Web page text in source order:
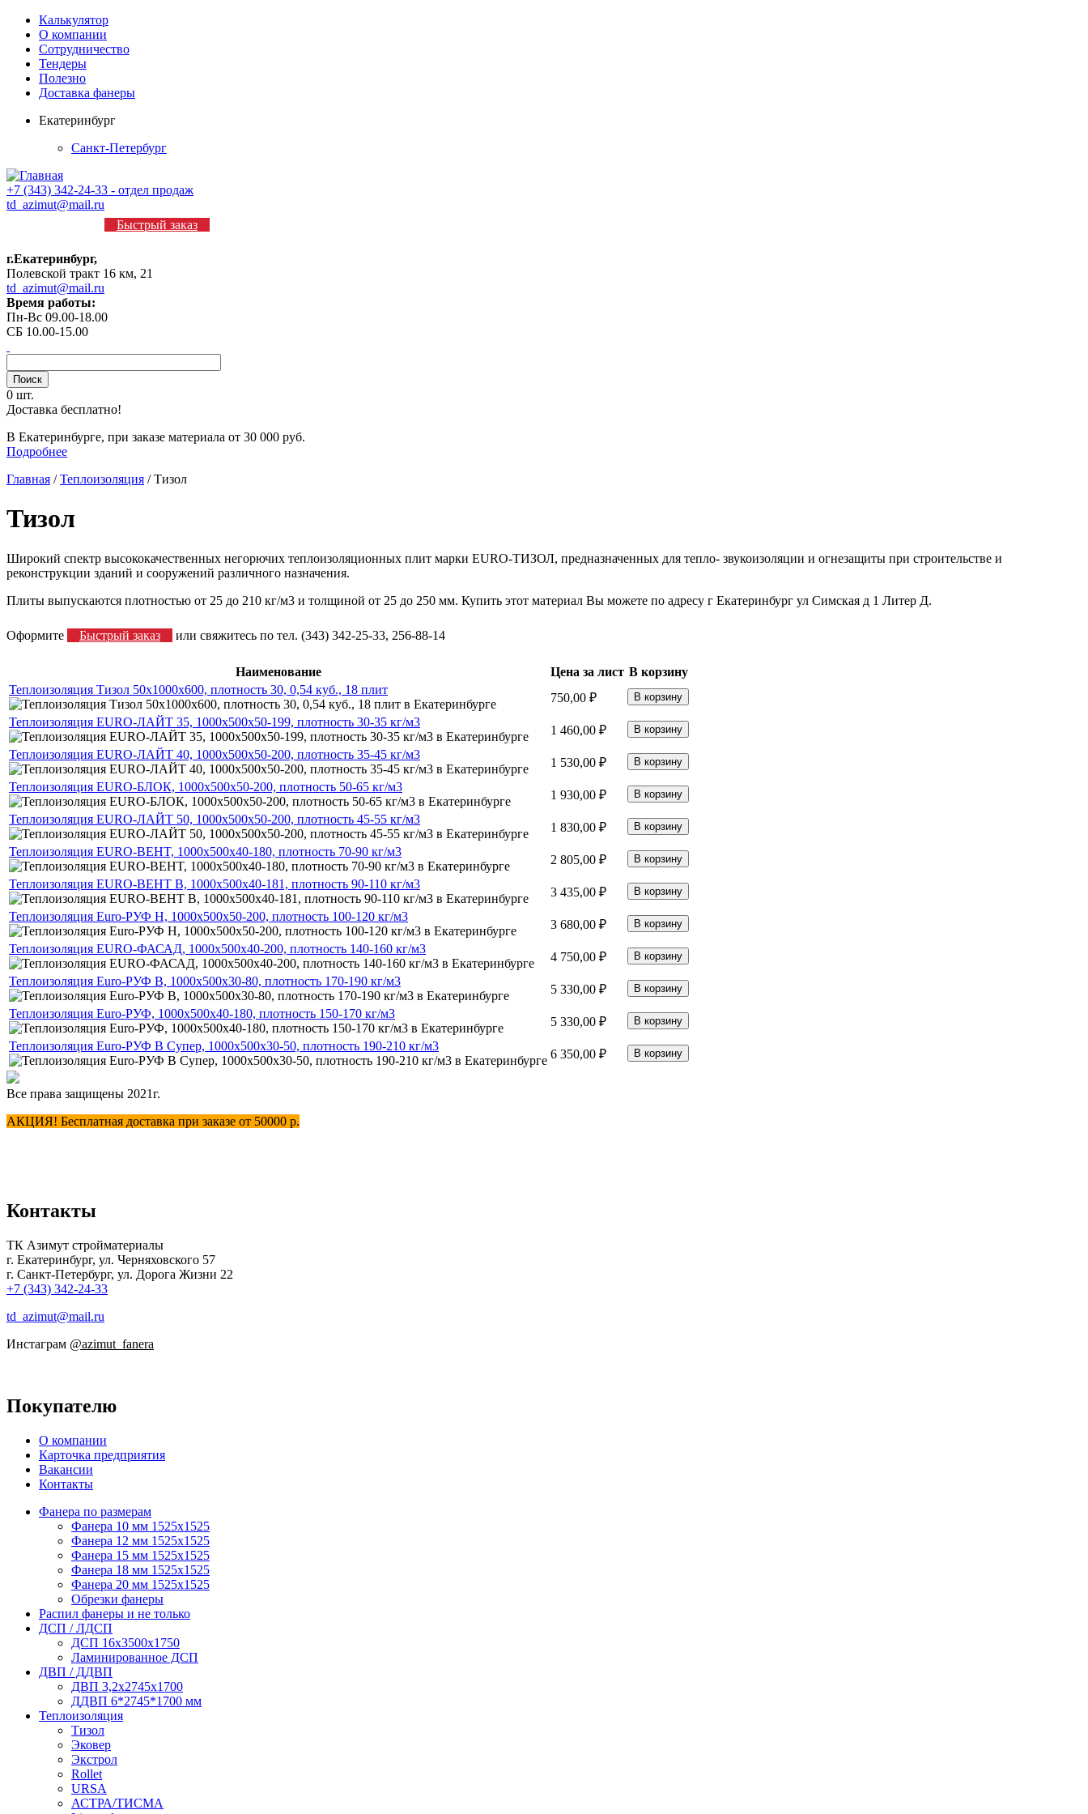
Калькулятор
О компании
Сотрудничество
Тендеры
Полезно
Доставка фанеры
Екатеринбург
Санкт-Петербург
+7 (343) 342-24-33 - отдел продаж
td_azimut@mail.ru
Быстрый заказ
г.Екатеринбург,
Полевской тракт 16 км, 21
td_azimut@mail.ru
Время работы:
Пн-Вс 09.00-18.00
СБ 10.00-15.00
0 шт.
Доставка бесплатно!
В Екатеринбурге, при заказе материала от 30 000 руб.
Подробнее
Главная /Теплоизоляция /Тизол
Тизол
Широкий спектр высококачественных негорючих теплоизоляционных плит марки EURO-ТИЗОЛ, предназначенных для тепло- звукоизоляции и огнезащиты при строительстве и
реконструкции зданий и сооружений различного назначения.
Плиты выпускаются плотностью от 25 до 210 кг/м3 и толщиной от 25 до 250 мм. Купить этот материал Вы можете по адресу г Екатеринбург ул Симская д 1 Литер Д.
Оформите Быстрый заказ или свяжитесь по тел. (343) 342-25-33, 256-88-14
Наименование Цена за лист В корзину
Теплоизоляция Тизол 50х1000х600, плотность 30, 0,54 куб., 18 плит
750,00 ₽
Теплоизоляция EURO-ЛАЙТ 35, 1000х500х50-199, плотность 30-35 кг/м3
1 460,00 ₽
Теплоизоляция EURO-ЛАЙТ 40, 1000х500х50-200, плотность 35-45 кг/м3
1 530,00 ₽
Теплоизоляция EURO-БЛОК, 1000х500х50-200, плотность 50-65 кг/м3
1 930,00 ₽
Теплоизоляция EURO-ЛАЙТ 50, 1000х500х50-200, плотность 45-55 кг/м3
1 830,00 ₽
Теплоизоляция EURO-BEHT, 1000х500х40-180, плотность 70-90 кг/м3
2 805,00 ₽
Теплоизоляция EURO-BEHT В, 1000х500х40-181, плотность 90-110 кг/м3
3 435,00 ₽
Теплоизоляция Euro-РУФ Н, 1000х500х50-200, плотность 100-120 кг/м3
3 680,00 ₽
Теплоизоляция EURO-ФАСАД, 1000х500х40-200, плотность 140-160 кг/м3
4 750,00 ₽
Теплоизоляция Euro-РУФ В, 1000х500х30-80, плотность 170-190 кг/м3
5 330,00 ₽
Теплоизоляция Euro-РУФ, 1000х500х40-180, плотность 150-170 кг/м3
5 330,00 ₽
Теплоизоляция Euro-РУФ В Супер, 1000х500х30-50, плотность 190-210 кг/м3
6 350,00 ₽
Все права защищены 2021г.
АКЦИЯ! Бесплатная доставка при заказе от 50000 р.
Контакты
ТК Азимут стройматериалы
г. Екатеринбург, ул. Черняховского 57
г. Санкт-Петербург, ул. Дорога Жизни 22
+7 (343) 342-24-33
td_azimut@mail.ru
Инстаграм @azimut_fanera
Покупателю
О компании
Карточка предприятия
Вакансии
Контакты
Фанера по размерам
Фанера 10 мм 1525х1525
Фанера 12 мм 1525х1525
Фанера 15 мм 1525х1525
Фанера 18 мм 1525х1525
Фанера 20 мм 1525х1525
Обрезки фанеры
Распил фанеры и не только
ДСП / ЛДСП
ДСП 16х3500х1750
Ламинированное ДСП
ДВП / ДДВП
ДВП 3,2х2745х1700
ДДВП 6*2745*1700 мм
Теплоизоляция
Тизол
Эковер
Экстрол
Rollet
URSA
АСТРА/ТИСМА